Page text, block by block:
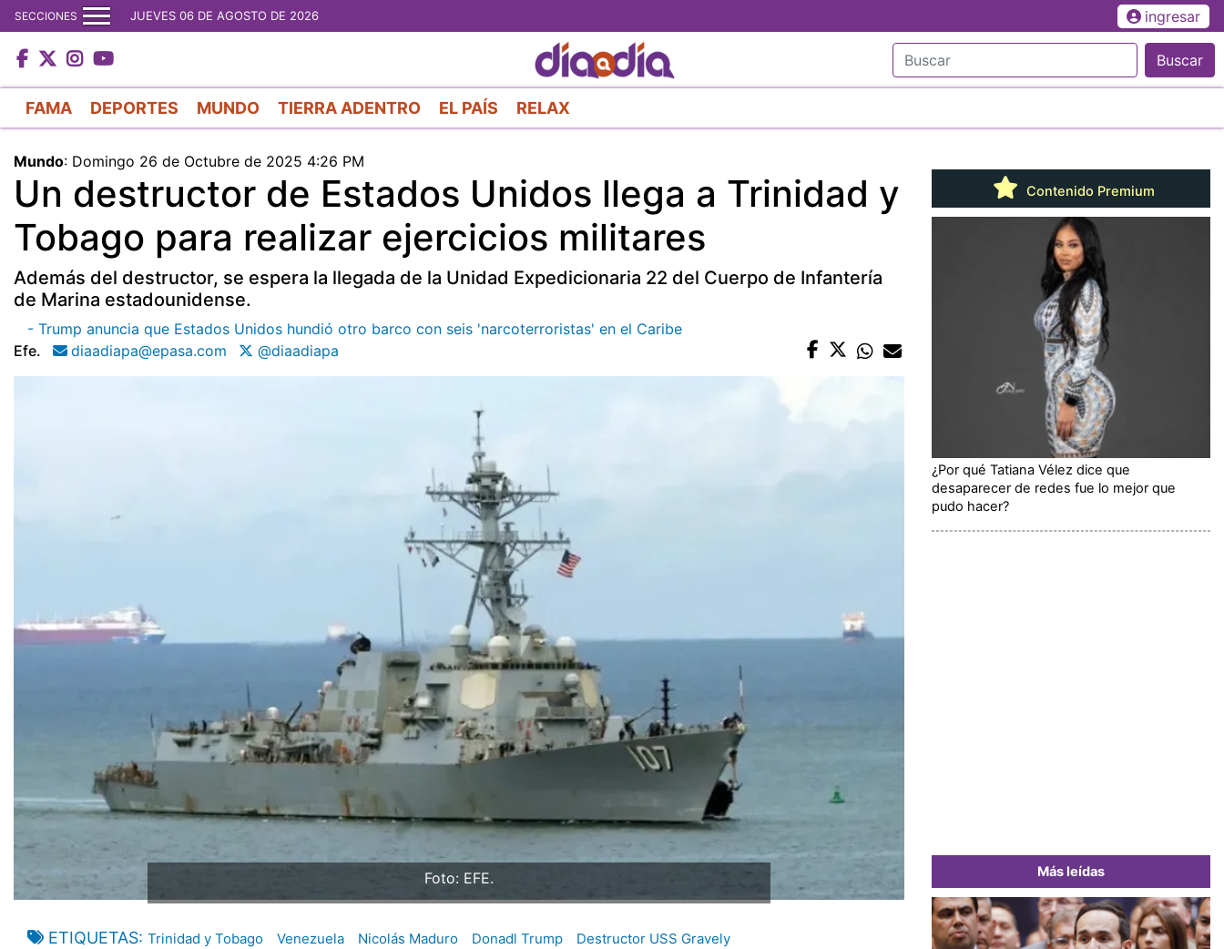
al
contenido
principal
SECCIONES JUEVES 06 DE AGOSTO DE 2026 ingresar
Buscar
FAMA DEPORTES MUNDO TIERRA ADENTRO EL PAÍS RELAX
Mundo: Domingo 26 de Octubre de 2025 4:26 PM
Un destructor de Estados Unidos llega a Trinidad y
Tobago para realizar ejercicios militares
Además del destructor, se espera la llegada de la Unidad Expedicionaria 22 del Cuerpo de Infantería
de Marina estadounidense.
- Trump anuncia que Estados Unidos hundió otro barco con seis 'narcoterroristas' en el Caribe
Efe.
diaadiapa@epasa.com @diaadiapa
Foto: EFE.
ETIQUETAS Trinidad y Tobago Venezuela Nicolás Maduro Donadl Trump
Destructor USS Gravely
Contenido Premium
¿Por qué Tatiana Vélez dice que
desaparecer de redes fue lo mejor que
pudo hacer?
Más leídas